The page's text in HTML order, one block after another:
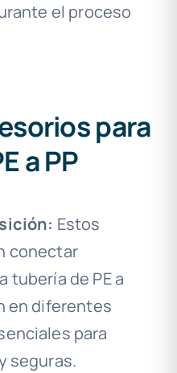
el proceso
para
a PP
Estos
conectar
tubería de PE a
en diferentes
para
seguras.